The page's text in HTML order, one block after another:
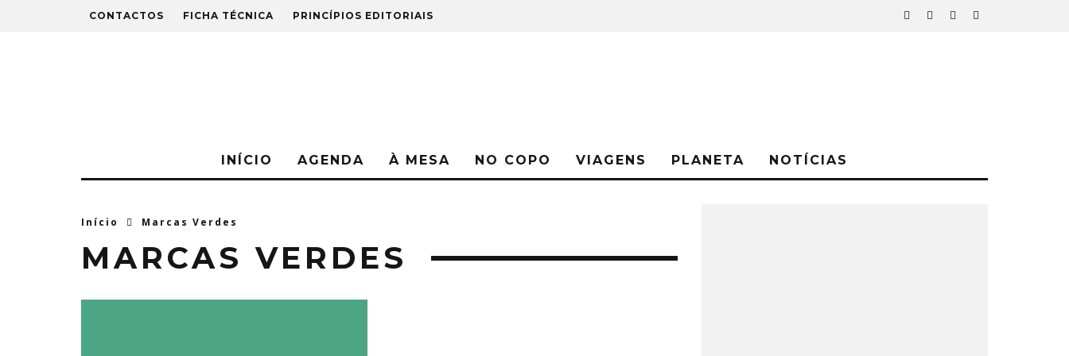
CONTACTOS FICHA TÉCNICA PRINCÍPIOS EDITORIAIS
INÍCIO AGENDA À MESA NO COPO VIAGENS PLANETA NOTÍCIAS
Início Marcas Verdes
MARCAS VERDES